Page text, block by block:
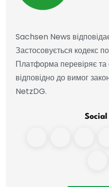
Sachsen News
Застосовується кодекс
Платформа перевіряє та
відповідно до вимог
NetzDG.